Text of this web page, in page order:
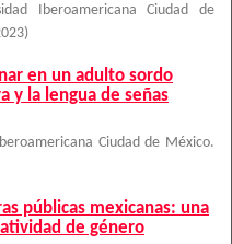
Iberoamericana Ciudad de
)
en un adulto sordo
y la lengua de señas
Ciudad de México.
públicas mexicanas: una
de género